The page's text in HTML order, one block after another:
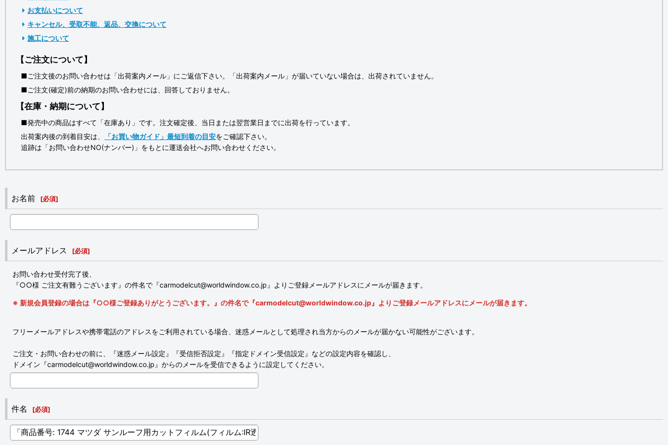
お支払いについて
キャンセル、受取不能、返品、交換について
施工について
【ご注文について】
■ご注文後のお問い合わせは「出荷案内メール」にご返信下さい。「出荷案内メール」が届いていない場合は、出荷されていません。
■ご注文(確定)前の納期のお問い合わせには、回答しておりません。
【在庫・納期について】
■発売中の商品はすべて「在庫あり」です。注文確定後、当日または翌営業日までに出荷を行っています。
出荷案内後の到着目安は、
「お買い物ガイド」最短到着の目安をご確認下さい。
追跡は「お問い合わせNO(ナンバー)」をもとに運送会社へお問い合わせください。
お名前 [必須]
メールアドレス [必須]
お問い合わせ受付完了後、
『○○様 ご注文有難うございます』の件名で『carmodelcut@worldwindow.co.jp』よりご登録メールアドレスにメールが届きます。
※ 新規会員登録の場合は『○○様ご登録ありがとうございます。』の件名で『carmodelcut@worldwindow.co.jp』よりご登録メールアドレスにメールが届きます。
フリーメールアドレスや携帯電話のアドレスをご利用されている場合、迷惑メールとして処理され当方からのメールが届かない可能性がございます。
ご注文・お問い合わせの前に、『迷惑メール設定』『受信拒否設定』『指定ドメイン受信設定』などの設定内容を確認し、
ドメイン『carmodelcut@worldwindow.co.jp』からのメールを受信できるように設定してください。
件名 [必須]